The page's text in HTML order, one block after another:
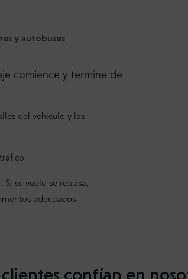
y autobuses
comience y termine de
del vehículo y las
su vuelo se retrasa,
adecuados
confían en